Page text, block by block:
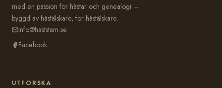
med en passion för hästar och genealogi —
byggd av hästälskare, för hästälskare.
info@haststam.se
Facebook
UTFORSKA